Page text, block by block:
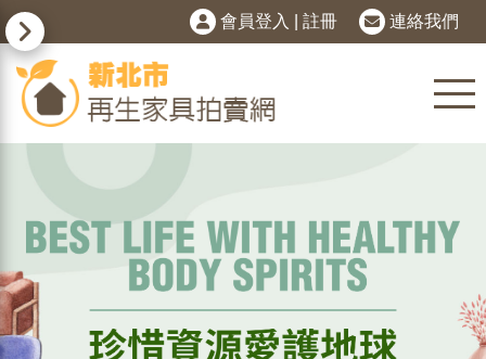
會員登入 註冊 連絡我們